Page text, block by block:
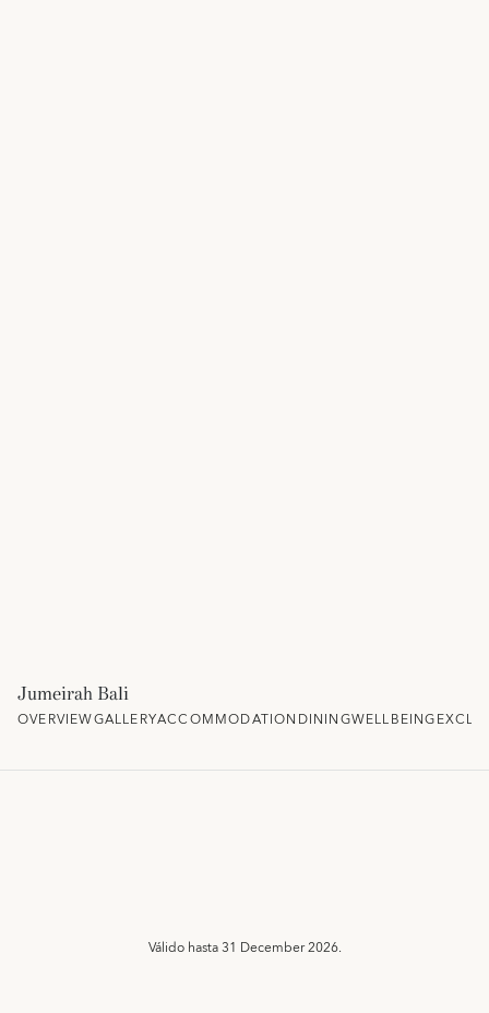
Jumeirah Bali
OVERVIEWGALLERYACCOMMODATIONDININGWELLBEING
Válido hasta31 December 2026.